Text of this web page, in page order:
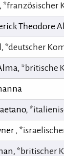
, *französischer
Theodore
, *deutscher
, *britische
,
,
, *britischer